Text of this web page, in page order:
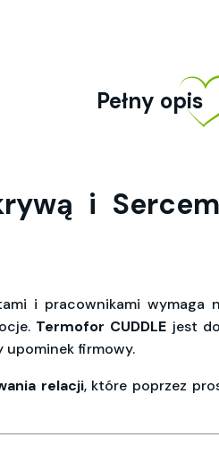
Pełny opis
i
i pracownikami
Termofor CUDDLE jest
upominek firmowy.
relacji, które poprzez